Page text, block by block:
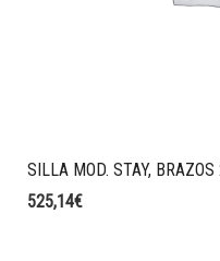
525,14€